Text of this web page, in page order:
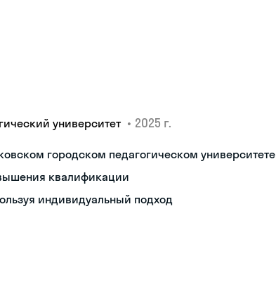
университет • 2025 г.
городском педагогическом университете
квалификации
индивидуальный подход